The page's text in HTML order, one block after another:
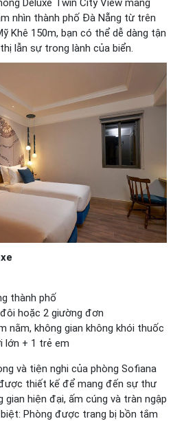
Deluxe Twin City View mang
nhìn thành phố Đà Nẵng từ trên
Khê 150m, bạn có thể dễ dàng tận
lẫn sự trong lành của biển.
thành phố
hoặc 2 giường đơn
nằm, không gian không khói thuốc
lớn + 1 trẻ em
và tiện nghi của phòng Sofiana
thiết kế để mang đến sự thư
hiện đại, ấm cúng và tràn ngập
Phòng được trang bị bồn tắm